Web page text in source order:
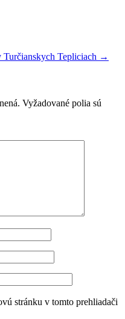
Tepliciach →
Vyžadované polia sú
stránku v tomto prehliadači